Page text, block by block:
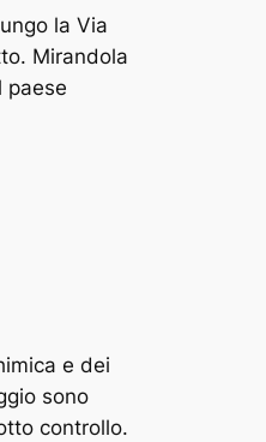
la Via
Mirandola
paese
e dei
sono
controllo.